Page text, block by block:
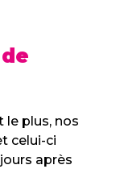
le plus, nos
celui-ci
après